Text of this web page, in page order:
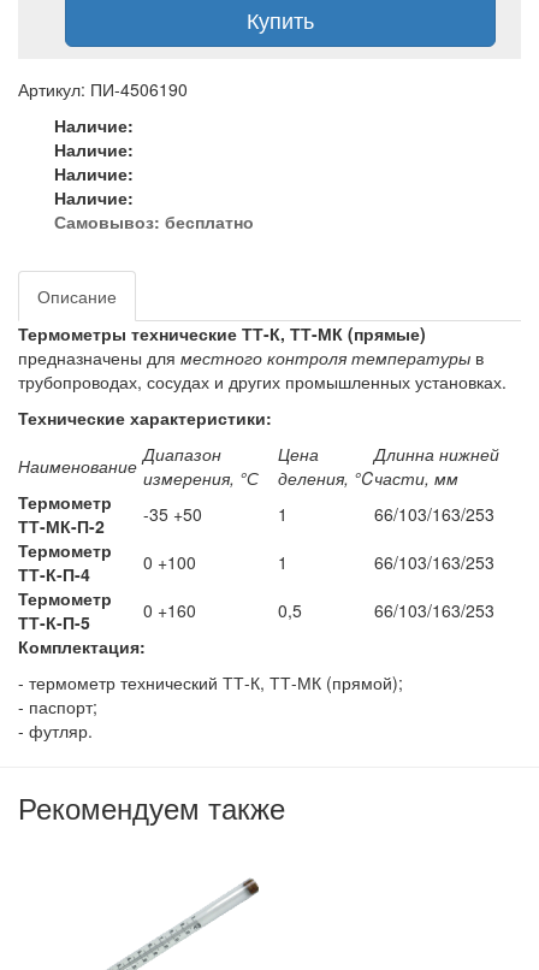
Купить
Артикул: ПИ-4506190
Наличие:
Наличие:
Наличие:
Наличие:
Самовывоз: бесплатно
Описание
Термометры технические ТТ-К, ТТ-МК (прямые)
предназначены для местного контроля температуры в
трубопроводах, сосудах и других промышленных установках.
Технические характеристики:
Наименование Диапазон
измерения, °С
Цена
деления, °C
Длинна нижней
части, мм
Термометр
ТТ-МК-П-2
-35 +50 1
66/103/163/253
Термометр
ТТ-К-П-4
0 +100 1
66/103/163/253
Термометр
ТТ-К-П-5
0 +160 0,5
66/103/163/253
Комплектация:
- термометр технический ТТ-К, ТТ-МК (прямой);
- паспорт;
- футляр.
Рекомендуем также